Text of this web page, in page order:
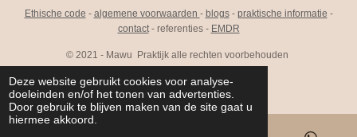
Deze website gebruikt cookies voor analyse-
doeleinden en/of het tonen van advertenties.
Door gebruik te blijven maken van de site gaat u
hiermee akkoord.
Ethische code - algemene voorwaarden - blogs- praktische informatie -
contact- referenties - EMDR
© 2021 - Mawu Praktijk alle rechten voorbehouden
F
a
I
n
L
i